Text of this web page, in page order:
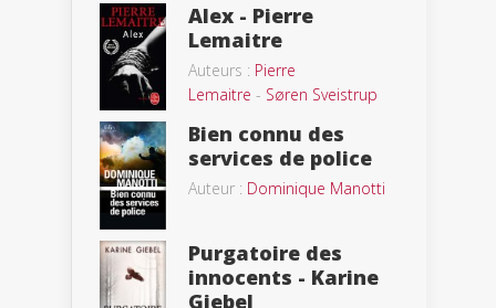
Alex - Pierre
Lemaitre
Auteurs : Pierre
Lemaitre - Søren Sveistrup
Bien connu des
services de police
Auteur : Dominique Manotti
Purgatoire des
innocents - Karine
Giebel